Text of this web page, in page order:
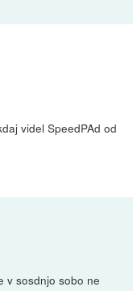
videl SpeedPAd od
v sosdnjo sobo ne